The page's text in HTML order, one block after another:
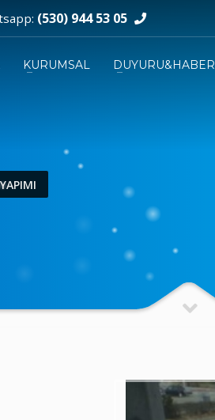
(530) 944 53 05
KURUMSAL DUYURU&HABER